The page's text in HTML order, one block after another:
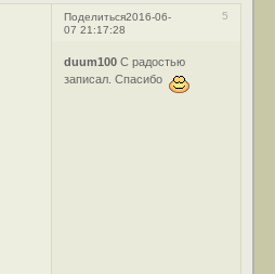
Поделиться 5
2016-06-
07 21:17:28
duum100 С радостью
записал. Спасибо